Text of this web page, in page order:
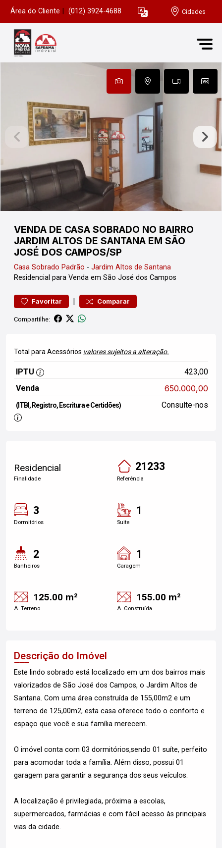
Área do Cliente (012) 3924-4688 Cidades
VENDA DE CASA SOBRADO NO BAIRRO
JARDIM ALTOS DE SANTANA EM SÃO
JOSÉ DOS CAMPOS/SP
Casa Sobrado Padrão - Jardim Altos de Santana
Residencial para Venda em São José dos Campos
Favoritar | Comparar
Compartilhe:
Total para Acessórios valores sujeitos a alteração.
IPTU
423,00
Venda
650.000,00
(ITBI, Registro, Escritura e Certidões) Consulte-nos
Residencial
Finalidade
21233
Referência
3
Dormitórios
1
Suite
2
Banheiros
1
Garagem
125.00 m²
A. Terreno
155.00 m²
A. Construída
Descrição do Imóvel
Este lindo sobrado está localizado em um dos bairros mais
valorizados de São José dos Campos, o Jardim Altos de
Santana. Com uma área construída de 155,00m2 e um
terreno de 125,00m2, esta casa oferece todo o conforto e
espaço que você e sua família merecem.
O imóvel conta com 03 dormitórios,sendo 01 suíte, perfeito
para acomodar toda a família. Além disso, possui 01
garagem para garantir a segurança dos seus veículos.
A localização é privilegiada, próxima a escolas,
supermercados, farmácias e com fácil acesso às principais
vias da cidade.